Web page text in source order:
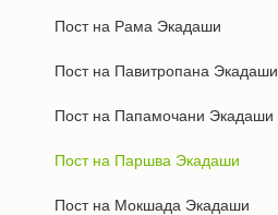
Пост на Рама Экадаши
Пост на Павитропана Экадаши
Пост на Папамочани Экадаши
Пост на Паршва Экадаши
Пост на Мокшада Экадаши